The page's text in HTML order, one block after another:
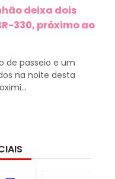
deixa dois
330, próximo ao
de passeio e um
na noite desta